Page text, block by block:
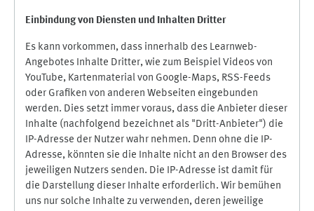
Einbindung von Diensten und Inhalten Dritter
Es kann vorkommen, dass innerhalb des Learnweb-
Angebotes Inhalte Dritter, wie zum Beispiel Videos von
YouTube, Kartenmaterial von Google-Maps, RSS-Feeds
oder Grafiken von anderen Webseiten eingebunden
werden. Dies setzt immer voraus, dass die Anbieter dieser
Inhalte (nachfolgend bezeichnet als "Dritt-Anbieter") die
IP-Adresse der Nutzer wahr nehmen. Denn ohne die IP-
Adresse, könnten sie die Inhalte nicht an den Browser des
jeweiligen Nutzers senden. Die IP-Adresse ist damit für
die Darstellung dieser Inhalte erforderlich. Wir bemühen
uns nur solche Inhalte zu verwenden, deren jeweilige